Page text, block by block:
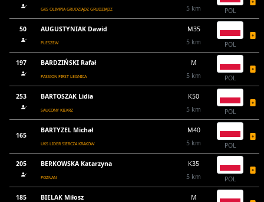
GKS OLIMPIA GRUDZIĄDZ GRUDZIĄDZ
5 km
POL
50 AUGUSTYNIAK Dawid
PLESZEW
M35
5 km
POL
197 BARDZIŃSKI Rafał
PASSION FIRST LEGNICA
M
5 km
POL
253 BARTOSZAK Lidia
SAUCONY KIEKRZ
K50
5 km
POL
165
BARTYZEL Michał
UKS LIDER SIERCZA KRAKÓW
M40
5 km
POL
205 BERKOWSKA Katarzyna
POZNAN
K35
5 km
POL
185 BIELAK Miłosz
M